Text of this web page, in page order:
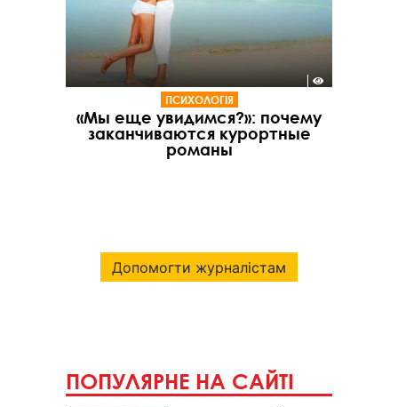
ПСИХОЛОГІЯ
«Мы еще увидимся?»: почему
заканчиваются курортные
романы
Допомогти журналістам
ПОПУЛЯРНЕ НА САЙТІ